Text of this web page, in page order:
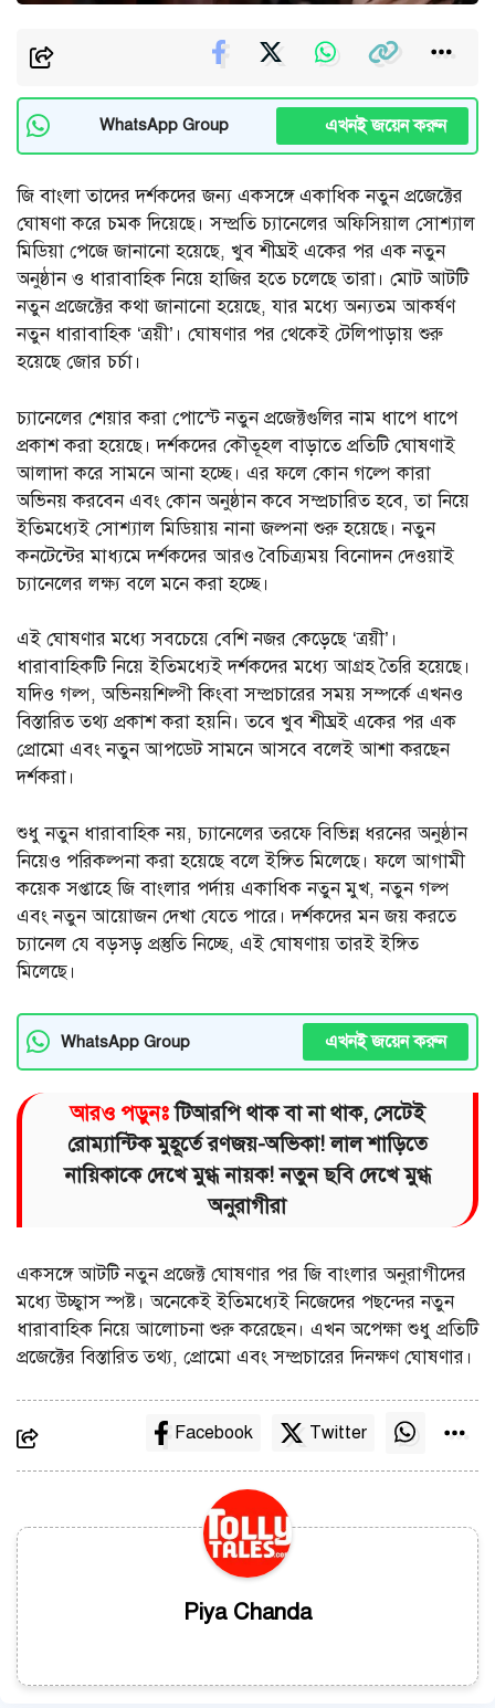
WhatsApp Group এখনই জয়েন করুন
জি বাংলা তাদের দর্শকদের জন্য একসঙ্গে একাধিক নতুন প্রজেক্টের
ঘোষণা করে চমক দিয়েছে। সম্প্রতি চ্যানেলের অফিসিয়াল সোশ্যাল
মিডিয়া পেজে জানানো হয়েছে, খুব শীঘ্রই একের পর এক নতুন
অনুষ্ঠান ও ধারাবাহিক নিয়ে হাজির হতে চলেছে তারা। মোট আটটি
নতুন প্রজেক্টের কথা জানানো হয়েছে, যার মধ্যে অন্যতম আকর্ষণ
নতুন ধারাবাহিক ‘ত্রয়ী’। ঘোষণার পর থেকেই টেলিপাড়ায় শুরু
হয়েছে জোর চর্চা।
চ্যানেলের শেয়ার করা পোস্টে নতুন প্রজেক্টগুলির নাম ধাপে ধাপে
প্রকাশ করা হয়েছে। দর্শকদের কৌতূহল বাড়াতে প্রতিটি ঘোষণাই
আলাদা করে সামনে আনা হচ্ছে। এর ফলে কোন গল্পে কারা
অভিনয় করবেন এবং কোন অনুষ্ঠান কবে সম্প্রচারিত হবে, তা নিয়ে
ইতিমধ্যেই সোশ্যাল মিডিয়ায় নানা জল্পনা শুরু হয়েছে। নতুন
কনটেন্টের মাধ্যমে দর্শকদের আরও বৈচিত্র্যময় বিনোদন দেওয়াই
চ্যানেলের লক্ষ্য বলে মনে করা হচ্ছে।
এই ঘোষণার মধ্যে সবচেয়ে বেশি নজর কেড়েছে ‘ত্রয়ী’।
ধারাবাহিকটি নিয়ে ইতিমধ্যেই দর্শকদের মধ্যে আগ্রহ তৈরি হয়েছে।
যদিও গল্প, অভিনয়শিল্পী কিংবা সম্প্রচারের সময় সম্পর্কে এখনও
বিস্তারিত তথ্য প্রকাশ করা হয়নি। তবে খুব শীঘ্রই একের পর এক
প্রোমো এবং নতুন আপডেট সামনে আসবে বলেই আশা করছেন
দর্শকরা।
শুধু নতুন ধারাবাহিক নয়, চ্যানেলের তরফে বিভিন্ন ধরনের অনুষ্ঠান
নিয়েও পরিকল্পনা করা হয়েছে বলে ইঙ্গিত মিলেছে। ফলে আগামী
কয়েক সপ্তাহে জি বাংলার পর্দায় একাধিক নতুন মুখ, নতুন গল্প
এবং নতুন আয়োজন দেখা যেতে পারে। দর্শকদের মন জয় করতে
চ্যানেল যে বড়সড় প্রস্তুতি নিচ্ছে, এই ঘোষণায় তারই ইঙ্গিত
মিলেছে।
WhatsApp Group এখনই জয়েন করুন
আরও পড়ুনঃটিআরপি থাক বা না থাক, সেটেই
রোম্যান্টিক মুহূর্তে রণজয়-অভিকা! লাল শাড়িতে
নায়িকাকে দেখে মুগ্ধ নায়ক! নতুন ছবি দেখে মুগ্ধ
অনুরাগীরা
একসঙ্গে আটটি নতুন প্রজেক্ট ঘোষণার পর জি বাংলার অনুরাগীদের
মধ্যে উচ্ছ্বাস স্পষ্ট। অনেকেই ইতিমধ্যেই নিজেদের পছন্দের নতুন
ধারাবাহিক নিয়ে আলোচনা শুরু করেছেন। এখন অপেক্ষা শুধু প্রতিটি
প্রজেক্টের বিস্তারিত তথ্য, প্রোমো এবং সম্প্রচারের দিনক্ষণ ঘোষণার।
Facebook Twitter
Piya Chanda